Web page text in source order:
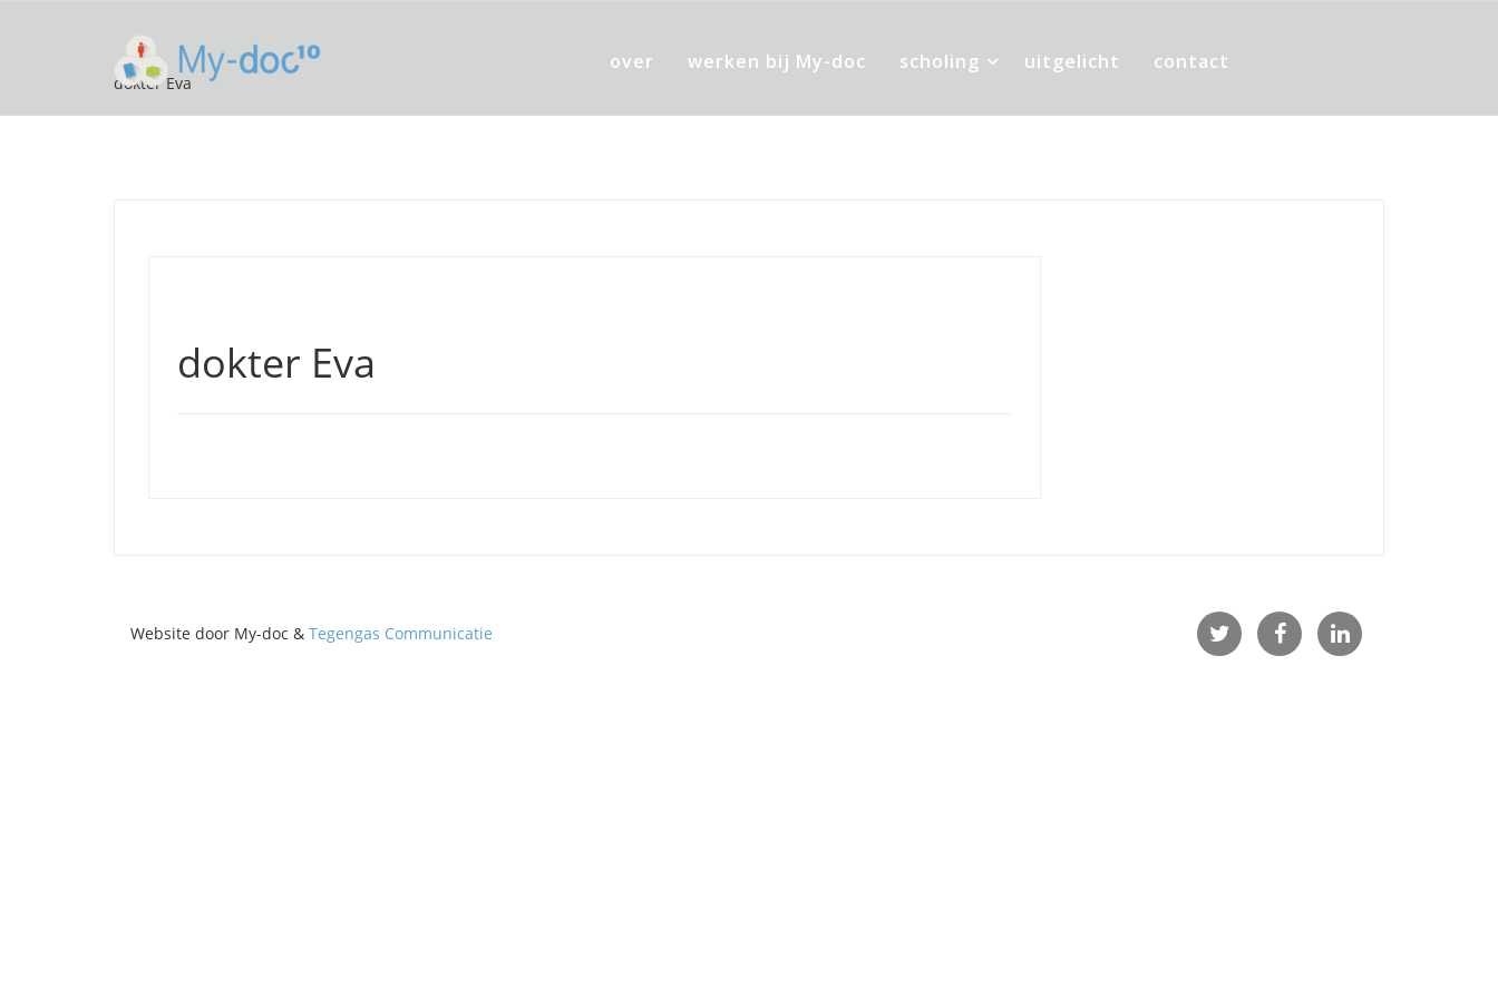
over werken bij My-doc scholing uitgelicht contact
dokter Eva
dokter Eva
Website door My-doc & Tegengas Communicatie